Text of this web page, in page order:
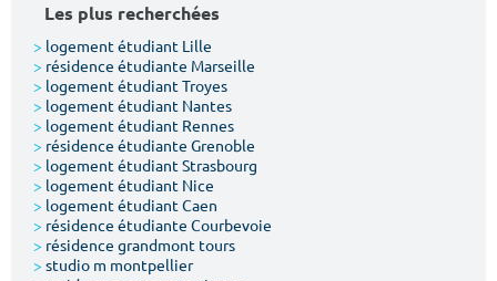
Type de location
Votre date d'entrée
Chercher
Les plus recherchées
> logement étudiant Lille
> résidence étudiante Marseille
> logement étudiant Troyes
> logement étudiant Nantes
> logement étudiant Rennes
> résidence étudiante Grenoble
> logement étudiant Strasbourg
> logement étudiant Nice
> logement étudiant Caen
> résidence étudiante Courbevoie
> résidence grandmont tours
> studio m montpellier